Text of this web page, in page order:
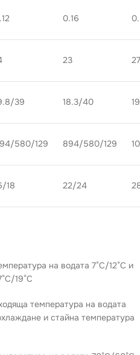
0.16
23 27
39 18.3/40
580/129 894/580/129
18 22/24
на водата 7°C/12°C и
19°C
температура на водата
и стайна температура